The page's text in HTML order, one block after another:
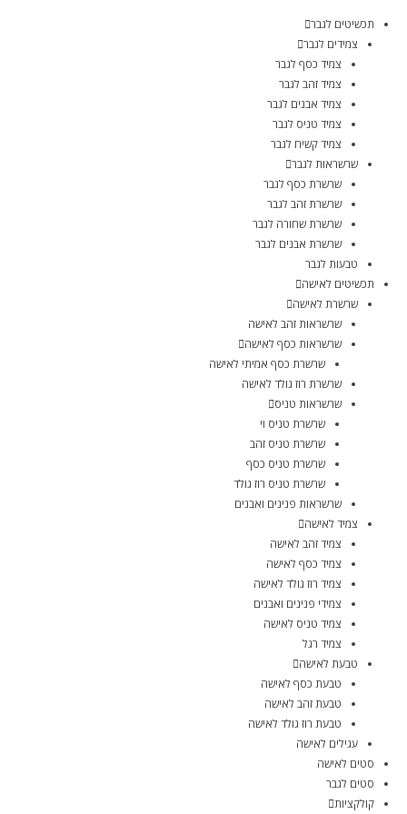
תכשיטים לגבר
צמידים לגבר
צמיד כסף לגבר
צמיד זהב לגבר
צמיד אבנים לגבר
צמיד טניס לגבר
צמיד קשיח לגבר
שרשראות לגבר
שרשרת כסף לגבר
שרשרת זהב לגבר
שרשרת שחורה לגבר
שרשרת אבנים לגבר
טבעות לגבר
תכשיטים לאישה
שרשרת לאישה
שרשראות זהב לאישה
שרשראות כסף לאישה
שרשרת כסף אמיתי לאישה
שרשרת רוז גולד לאישה
שרשראות טניס
שרשרת טניס וי
שרשרת טניס זהב
שרשרת טניס כסף
שרשרת טניס רוז גולד
שרשראות פנינים ואבנים
צמיד לאישה
צמיד זהב לאישה
צמיד כסף לאישה
צמיד רוז גולד לאישה
צמידי פנינים ואבנים
צמיד טניס לאישה
צמיד רגל
טבעת לאישה
טבעת כסף לאישה
טבעת זהב לאישה
טבעת רוז גולד לאישה
עגילים לאישה
סטים לאישה
סטים לגבר
קולקציות